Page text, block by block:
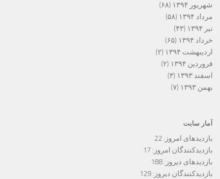
شهریور ۱۳۹۴
(۶۸)
مرداد ۱۳۹۴
(۵۸)
تیر ۱۳۹۴
(۴۳)
خرداد ۱۳۹۴
(۶۵)
اردیبهشت ۱۳۹۴
(۲)
فروردین ۱۳۹۴
(۲)
اسفند ۱۳۹۳
(۳)
بهمن ۱۳۹۳
(۷)
آمار سایت
بازدیدهای امروز: 22
بازدیدکنندگان امروز: 17
بازدیدهای دیروز: 188
بازدیدکنندگان دیروز: 129